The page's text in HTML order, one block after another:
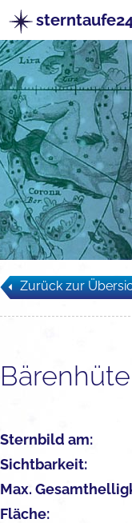
Zurück zur
Sternbild am:
Sichtbarkeit:
Max.
Fläche: